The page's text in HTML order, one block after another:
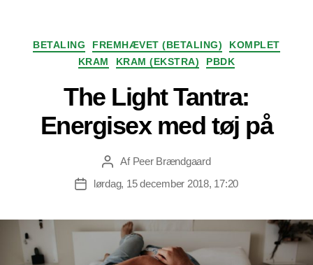
Kategorier
BETALING FREMHÆVET (BETALING)
KOMPLET
KRAM
KRAM (EKSTRA) PBDK
The Light Tantra:
Energisex med tøj på
Indlægsforfatter
Af Peer Brændgaard
Indlægsdato
lørdag, 15 december 2018, 17:20